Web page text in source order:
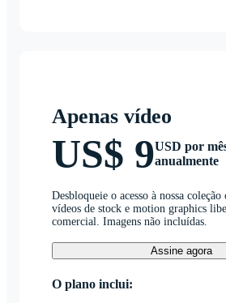
Apenas vídeo
US$ 9USD por
anualmente
Desbloqueie o acesso à nossa
vídeos de stock e motion graphics
comercial. Imagens não incluídas.
Assine agora
O plano inclui: